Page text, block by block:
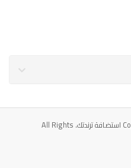
Copyright © 2026 Trendtech Host استضافة ترندتك. All Rights